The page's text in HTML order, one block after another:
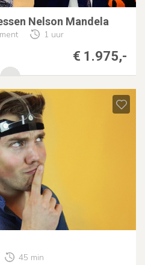
Nelson Mandela
1 uur
€ 1.975,-
45 min